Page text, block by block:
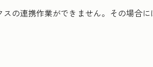
の連携作業ができません。その場合